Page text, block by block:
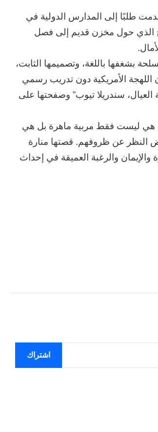
اتخذت أمل قفزة إيمانية أخرى في عام 2015، وقدمت طلبًا إلى المدارس الدولية في
الذي حول مخزن قديم إلى فصل
بشغفها باللغة، وتصميمها الثابت،
اللهجة الأمريكية دون تدريب رسمي
العيال، سندريلا تيوب” وصفحتها على
هي ليست فقط مربية ماهرة بل هي
النظر عن ظروفهم. قصتها منارة
والإيمان والرغبة العميقة في إحداث
اشتراك
منذ يوم واحد
حربين والضربة القاضية (٣)